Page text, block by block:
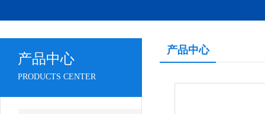
产品中心
PRODUCTS CENTER
产品中心